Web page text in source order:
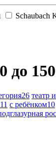
Schaubach
до
26 театр
11 с ребёнком10